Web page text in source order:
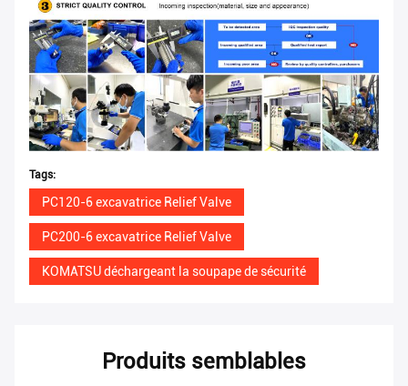
Tags:
PC120-6 excavatrice Relief Valve
PC200-6 excavatrice Relief Valve
KOMATSU déchargeant la soupape de sécurité
Produits semblables